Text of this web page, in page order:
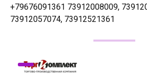
+79676091361 73912008009,
73912057074, 73912521361